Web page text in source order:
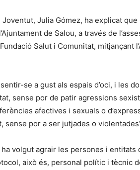
Julia Gómez, ha explicat que
de Salou, a través de
Salut i Comunitat, mitjançant
se a gust als espais d’oci, i les
sense por de patir agressions
afectives i sexuals o
sense por a ser jutjades o
volgut agrair les persones i entitats
això és, personal polític i tècnic